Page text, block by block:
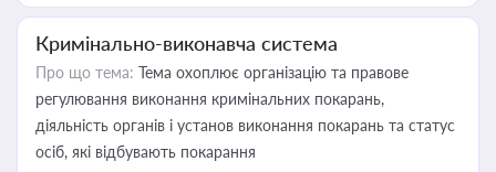
Кримінально-виконавча система
Про що тема: Тема охоплює організацію та правове
регулювання виконання кримінальних покарань,
діяльність органів і установ виконання покарань та статус
осіб, які відбувають покарання